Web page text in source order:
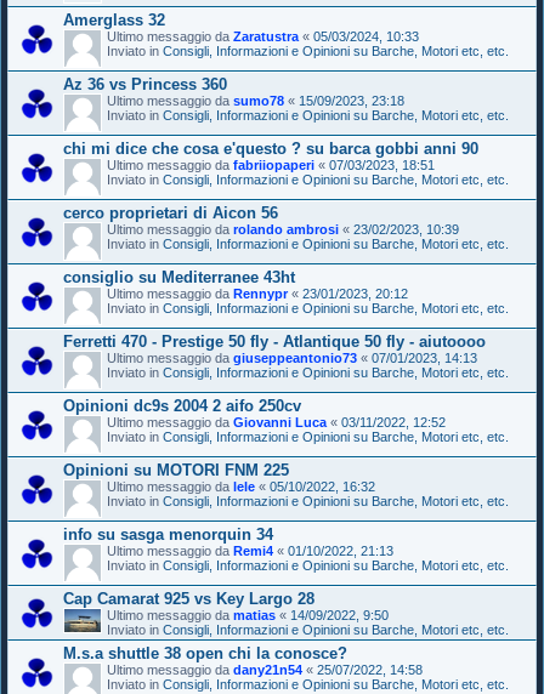
Amerglass 32
Ultimo messaggio da Zaratustra « 05/03/2024, 10:33
Inviato in Consigli, Informazioni e Opinioni su Barche, Motori etc, etc.
Az 36 vs Princess 360
Ultimo messaggio da sumo78 « 15/09/2023, 23:18
Inviato in Consigli, Informazioni e Opinioni su Barche, Motori etc, etc.
chi mi dice che cosa e'questo ? su barca gobbi anni 90
Ultimo messaggio da fabriiopaperi « 07/03/2023, 18:51
Inviato in Consigli, Informazioni e Opinioni su Barche, Motori etc, etc.
cerco proprietari di Aicon 56
Ultimo messaggio da rolando ambrosi « 23/02/2023, 10:39
Inviato in Consigli, Informazioni e Opinioni su Barche, Motori etc, etc.
consiglio su Mediterranee 43ht
Ultimo messaggio da Rennypr« 23/01/2023, 20:12
Inviato in Consigli, Informazioni e Opinioni su Barche, Motori etc, etc.
Ferretti 470 - Prestige 50 fly - Atlantique 50 fly - aiutoooo
Ultimo messaggio da giuseppeantonio73 « 07/01/2023, 14:13
Inviato in Consigli, Informazioni e Opinioni su Barche, Motori etc, etc.
Opinioni dc9s 2004 2 aifo 250cv
Ultimo messaggio da Giovanni Luca « 03/11/2022, 12:52
Inviato in Consigli, Informazioni e Opinioni su Barche, Motori etc, etc.
Opinioni su MOTORI FNM 225
Ultimo messaggio da lele « 05/10/2022, 16:32
Inviato in Consigli, Informazioni e Opinioni su Barche, Motori etc, etc.
info su sasga menorquin 34
Ultimo messaggio da Remi4 « 01/10/2022, 21:13
Inviato in Consigli, Informazioni e Opinioni su Barche, Motori etc, etc.
Cap Camarat 925 vs Key Largo 28
Ultimo messaggio da matias « 14/09/2022, 9:50
Inviato in Consigli, Informazioni e Opinioni su Barche, Motori etc, etc.
M.s.a shuttle 38 open chi la conosce?
Ultimo messaggio da dany21n54 « 25/07/2022, 14:58
Inviato in Consigli, Informazioni e Opinioni su Barche, Motori etc, etc.